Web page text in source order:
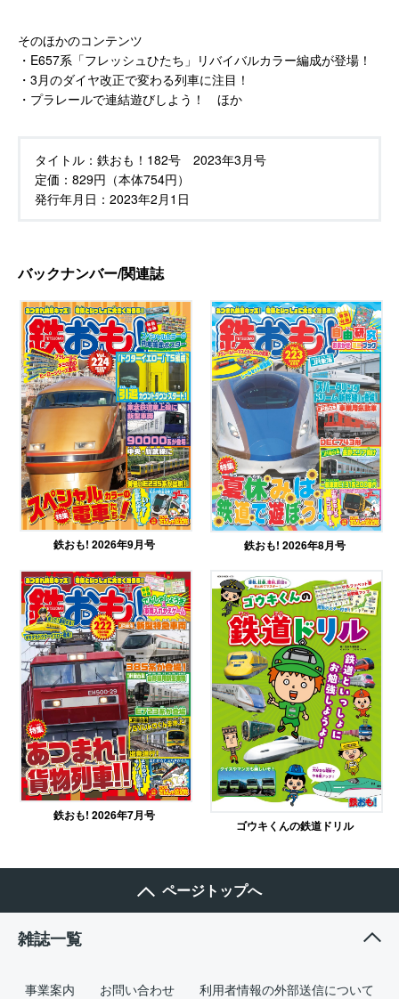
そのほかのコンテンツ
・E657系「フレッシュひたち」リバイバルカラー編成が登場！
・3月のダイヤ改正で変わる列車に注目！
・プラレールで連結遊びしよう！ ほか
タイトル： 鉄おも！182号 2023年3月号
定価： 829円（本体754円）
発行年月日： 2023年2月1日
バックナンバー/関連誌
鉄おも! 2026年9月号 鉄おも! 2026年8月号
鉄おも! 2026年7月号
ゴウキくんの鉄道ドリル
ページトップへ
雑誌一覧
事業案内 お問い合わせ 利用者情報の外部送信について